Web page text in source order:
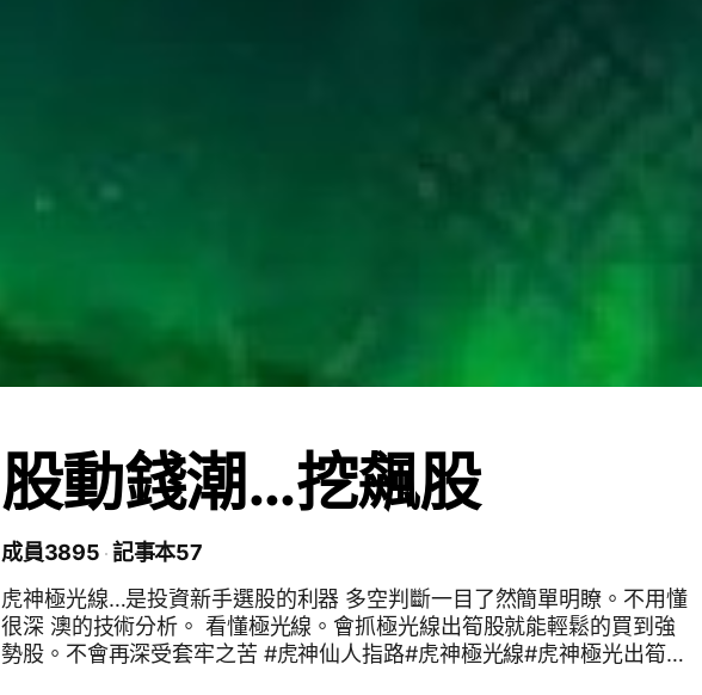
股動錢潮…挖飆股
成員3895 記事本57
虎神極光線…是投資新手選股的利器 多空判斷一目了然簡單明瞭。不用懂
很深 澳的技術分析。 看懂極光線。會抓極光線出筍股就能輕鬆的買到強
勢股。不會再深受套牢之苦 #虎神仙人指路#虎神極光線#虎神極光出筍股